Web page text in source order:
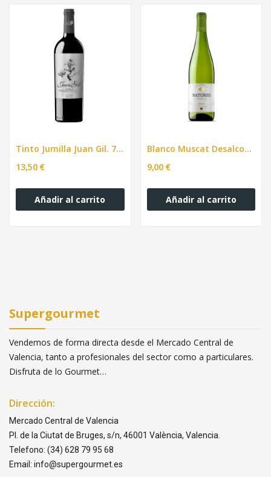
Tinto Jumilla Juan Gil. 750ml
13,50 €
Añadir al carrito
Blanco Muscat Desalcoholizado Natureo, 750ml
9,00 €
Añadir al carrito
Supergourmet
Vendemos de forma directa desde el Mercado Central de
Valencia, tanto a profesionales del sector como a particulares.
Disfruta de lo Gourmet…
Dirección:
Mercado Central de Valencia
Pl. de la Ciutat de Bruges, s/n, 46001 València, Valencia.
Telefono: (34) 628 79 95 68
Email: info@supergourmet.es